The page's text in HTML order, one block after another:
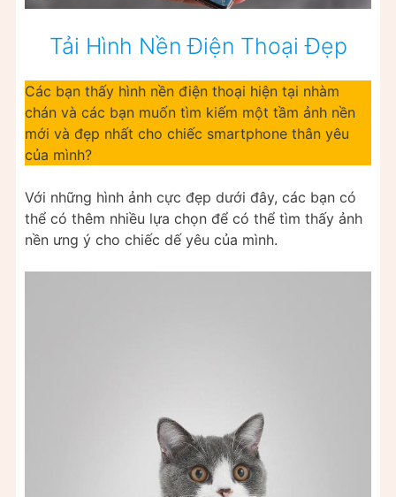
Tải Hình Nền Điện Thoại Đẹp
Các bạn thấy hình nền điện thoại hiện tại nhàm
chán và các bạn muốn tìm kiếm một tầm ảnh nền
mới và đẹp nhất cho chiếc smartphone thân yêu
của mình?
Với những hình ảnh cực đẹp dưới đây, các bạn có
thể có thêm nhiều lựa chọn để có thể tìm thấy ảnh
nền ưng ý cho chiếc dế yêu của mình.